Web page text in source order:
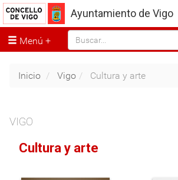
Ayuntamiento de Vigo
Menú
Inicio Vigo Cultura y arte
VIGO
Cultura y arte